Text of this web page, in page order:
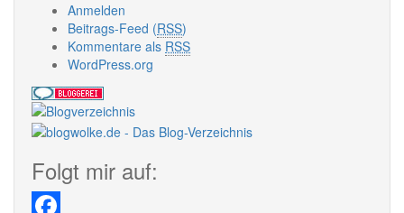
Anmelden
Beitrags-Feed (RSS)
Kommentare als RSS
WordPress.org
Folgt mir auf: